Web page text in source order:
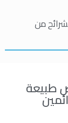
من
طبيعة